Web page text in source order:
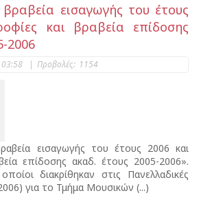
εισαγωγής του έτους
και βραβεία επίδοσης
2006
| Προβολές: 1154
εισαγωγής του έτους 2006 και
επίδοσης ακαδ. έτους 2005-2006».
διακρίθηκαν στις Πανελλαδικές
για το Τμήμα Μουσικών (...)